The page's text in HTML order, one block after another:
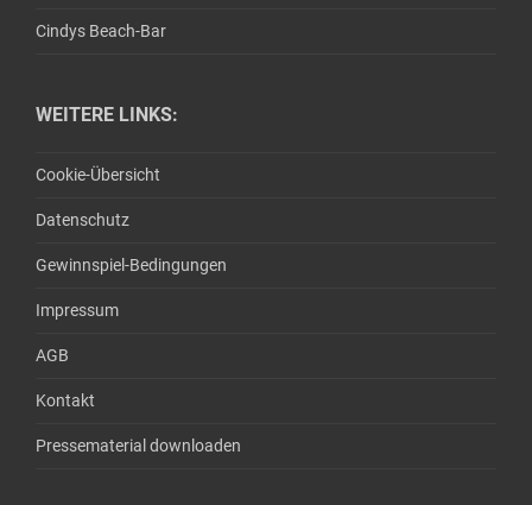
Cindys Beach-Bar
WEITERE LINKS:
Cookie-Übersicht
Datenschutz
Gewinnspiel-Bedingungen
Impressum
AGB
Kontakt
Pressematerial downloaden